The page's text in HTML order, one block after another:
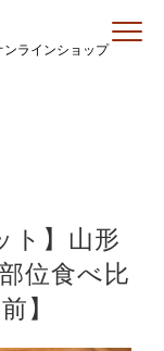
ラインショップ
ト】山形
位食べ比
】